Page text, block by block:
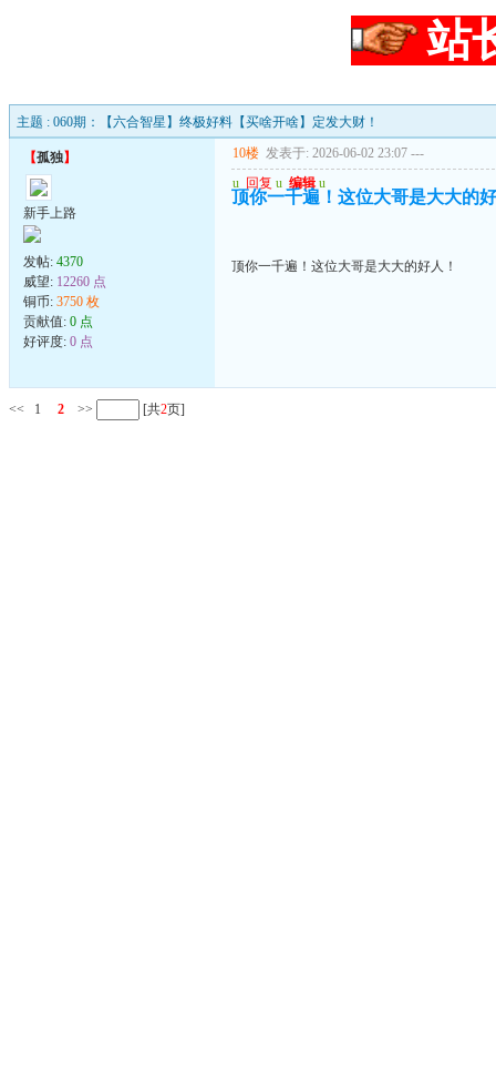
站
主题 : 060期：【六合智星】终极好料【买啥开啥】定发大财！
【孤独】
新手上路
发帖: 4370
威望: 12260 点
铜币: 3750 枚
贡献值: 0 点
好评度: 0 点
10楼 发表于: 2026-06-02 23:07 ---
u 回复 u 编辑 u
顶你一千遍！这位大哥是大大的
顶你一千遍！这位大哥是大大的好人！
<< 1 2 >> [共2页]